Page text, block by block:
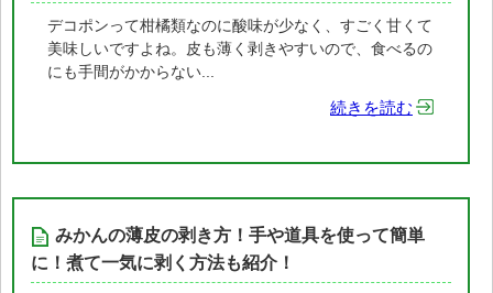
デコポンって柑橘類なのに酸味が少なく、すごく甘くて
美味しいですよね。皮も薄く剥きやすいので、食べるの
にも手間がかからない...
続きを読む
みかんの薄皮の剥き方！手や道具を使って簡単
に！煮て一気に剥く方法も紹介！